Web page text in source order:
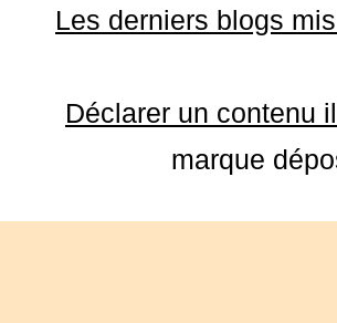
Les derniers blogs
Déclarer un contenu
marque